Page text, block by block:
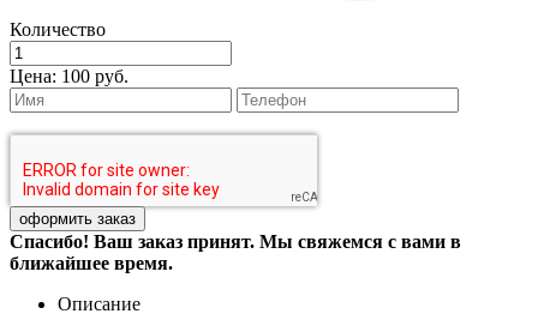
Количество
Цена: 100 руб.
Спасибо! Ваш заказ принят. Мы свяжемся с вами в
ближайшее время.
Описание